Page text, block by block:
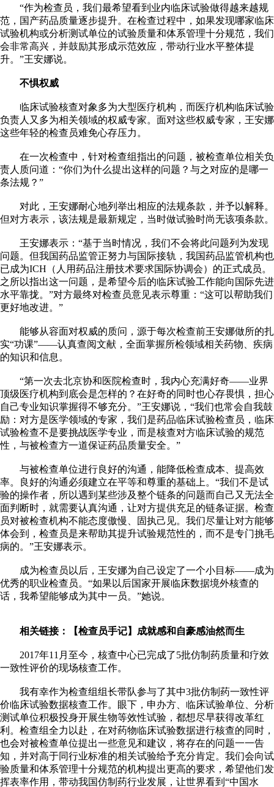
“作为检查员，我们最希望看到业内临床试验做得越来越规
范，国产药品质量逐步提升。在检查过程中，如果发现哪家临床
试验机构或分析测试单位的试验质量和体系管理十分规范，我们
会非常高兴，并鼓励其形成示范效应，带动行业水平整体提
升。”王安娜说。
不惧权威
临床试验核查对象多为大型医疗机构，而医疗机构临床试验
负责人又多为相关领域的权威专家。面对这些权威专家，王安娜
这些年轻的检查员难免心存压力。
在一次检查中，针对检查组指出的问题，被检查单位相关负
责人质问道：“你们为什么提出这样的问题？与之对应的是哪一
条法规？”
对此，王安娜耐心地列举出相应的法规条款，并予以解释。
但对方表示，该法规是最新规定，当时做试验时尚无该项条款。
王安娜表示：“基于当时情况，我们不会将此问题列为发现
问题。但我国药品监管正努力与国际接轨，我国药品监管机构也
已成为ICH（人用药品注册技术要求国际协调会）的正式成员。
之所以指出这一问题，是希望今后的临床试验工作能向国际先进
水平靠拢。”对方最终对检查员意见表示尊重：“这可以帮助我们
更好地改进。”
能够从容面对权威的质问，源于每次检查前王安娜做所的扎
实“功课”——认真查阅文献，全面掌握所检领域相关药物、疾病
的知识和信息。
“第一次去北京协和医院检查时，我内心充满好奇——业界
顶级医疗机构到底会是怎样的？在好奇的同时也心存畏惧，担心
自己专业知识掌握得不够充分。”王安娜说，“我们也常会自我鼓
励：对方是医学领域的专家，我们是药品临床试验检查员，临床
试验检查不是要挑战医学专业，而是核查对方临床试验的规范
性，与被检查方一道保证药品质量安全。”
与被检查单位进行良好的沟通，能降低检查成本、提高效
率。良好的沟通必须建立在平等和尊重的基础上。“我们不是试
验的操作者，所以遇到某些涉及整个链条的问题而自己又无法全
面判断时，就需要认真沟通，让对方提供充足的链条证据。检查
员对被检查机构不能态度傲慢、固执己见。我们尽量让对方能够
体会到，检查员是来帮助其提升试验规范性的，而不是专门挑毛
病的。”王安娜表示。
成为检查员以后，王安娜为自己设定了一个小目标——成为
优秀的职业检查员。“如果以后国家开展临床数据境外核查的
话，我希望能够成为其中一员。”她说。
相关链接：【检查员手记】成就感和自豪感油然而生
2017年11月至今，核查中心已完成了5批仿制药质量和疗效
一致性评价的现场核查工作。
我有幸作为检查组组长带队参与了其中3批仿制药一致性评
价临床试验数据核查工作。眼下，申办方、临床试验单位、分析
测试单位积极投身开展生物等效性试验，都想尽早获得改革红
利。检查组全力以赴，在对药物临床试验数据进行核查的同时，
也会对被检查单位提出一些意见和建议，将存在的问题一一告
知，并对高于同行业标准的相关试验给予充分肯定。我们会向试
验质量和体系管理十分规范的机构提出更高的要求，希望他们发
挥表率作用，带动我国仿制药行业发展，让世界看到“中国水